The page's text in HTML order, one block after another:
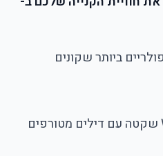
ביותר שקונים
הצטרף לקבוצת WhatsApp שקטה עם דילים מטורפים